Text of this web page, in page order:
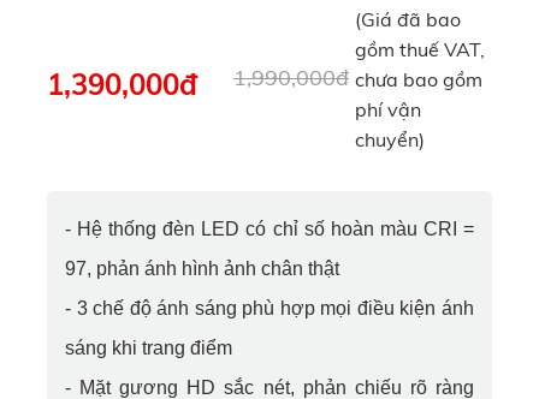
1,390,000đ 1,990,000đ
(Giá đã bao
gồm thuế VAT,
chưa bao gồm
phí vận
chuyển)
- Hệ thống đèn LED có chỉ số hoàn màu CRI =
97, phản ánh hình ảnh chân thật
- 3 chế độ ánh sáng phù hợp mọi điều kiện ánh
sáng khi trang điểm
- Mặt gương HD sắc nét, phản chiếu rõ ràng